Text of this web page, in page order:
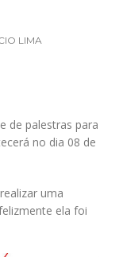
LIMA
de palestras para
no dia 08 de
uma
ela foi